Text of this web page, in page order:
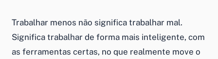
Trabalhar menos não significa trabalhar mal.
Significa trabalhar de forma mais inteligente, com
as ferramentas certas, no que realmente move o